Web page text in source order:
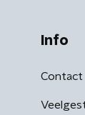
Info
Contact